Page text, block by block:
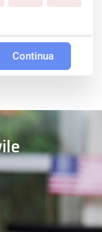
Continua